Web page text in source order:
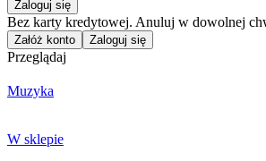
Zaloguj się
Bez karty kredytowej. Anuluj w dowolnej
Załóż konto Zaloguj się
Przeglądaj
Muzyka
W sklepie